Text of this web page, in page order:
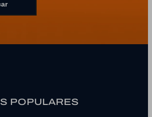
POPULARES